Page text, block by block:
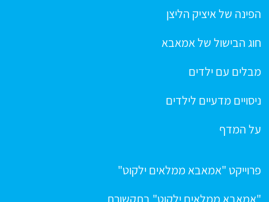
הפינה של איציק הליצן
חוג הבישול של אמאבא
מבלים עם ילדים
ניסויים מדעיים לילדים
על המדף
פרוייקט "אמאבא ממלאים ילקוט"